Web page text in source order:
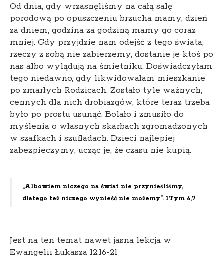
Od dnia, gdy wrzasnęliśmy na całą salę
porodową po opuszczeniu brzucha mamy, dzień
za dniem, godzina za godziną mamy go coraz
mniej. Gdy przyjdzie nam odejść z tego świata,
rzeczy z sobą nie zabierzemy, dostanie je ktoś po
nas albo wylądują na śmietniku. Doświadczyłam
tego niedawno, gdy likwidowałam mieszkanie
po zmarłych Rodzicach. Zostało tyle ważnych,
cennych dla nich drobiazgów, które teraz trzeba
było po prostu usunąć. Bolało i zmusiło do
myślenia o własnych skarbach zgromadzonych
w szafkach i szufladach. Dzieci najlepiej
zabezpieczymy, ucząc je, że czasu nie kupią.
„Albowiem niczego na świat nie przynieśliśmy,
dlatego też niczego wynieść nie możemy”. 1Tym 6,7
Jest na ten temat nawet jasna lekcja w
Ewangelii Łukasza 12:16-21